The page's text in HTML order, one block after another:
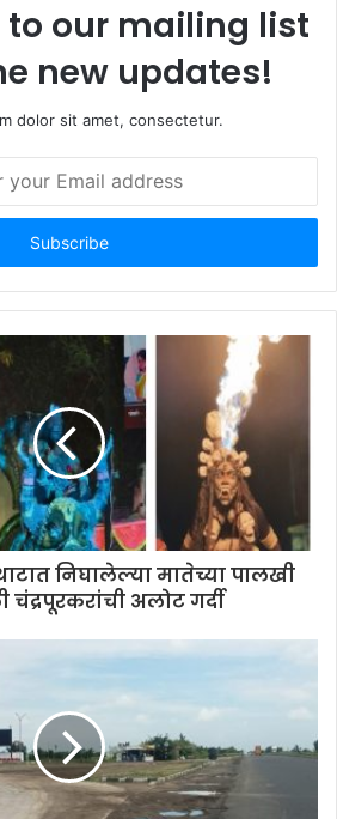
to our mailing list
new updates!
dolor sit amet, consectetur.
निघालेल्या मातेच्या पालखी
चंद्रपूरकरांची अलोट गर्दी